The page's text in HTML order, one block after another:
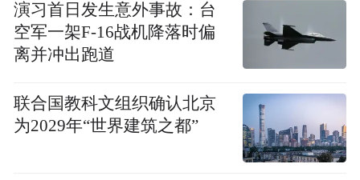
演习首日发生意外事故：台
空军一架F-16战机降落时偏
离并冲出跑道
联合国教科文组织确认北京
为2029年“世界建筑之都”